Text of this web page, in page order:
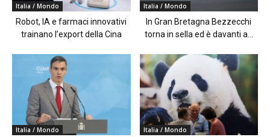
Italia / Mondo
Robot, IA e farmaci innovativi
trainano l’export della Cina
Italia / Mondo
In Gran Bretagna Bezzecchi
torna in sella ed è davanti a...
Italia / Mondo Italia / Mondo